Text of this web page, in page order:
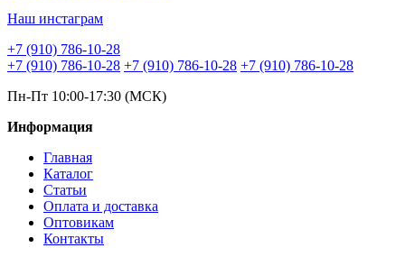
Наш инстаграм
+7 (910) 786-10-28
+7 (910) 786-10-28 +7 (910) 786-10-28 +7 (910) 786-10-28
Пн-Пт 10:00-17:30 (МСК)
Информация
Главная
Каталог
Статьи
Оплата и доставка
Оптовикам
Контакты